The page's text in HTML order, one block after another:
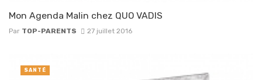
Mon Agenda Malin chez QUO VADIS
Par TOP-PARENTS 27 juillet 2016
SANTÉ